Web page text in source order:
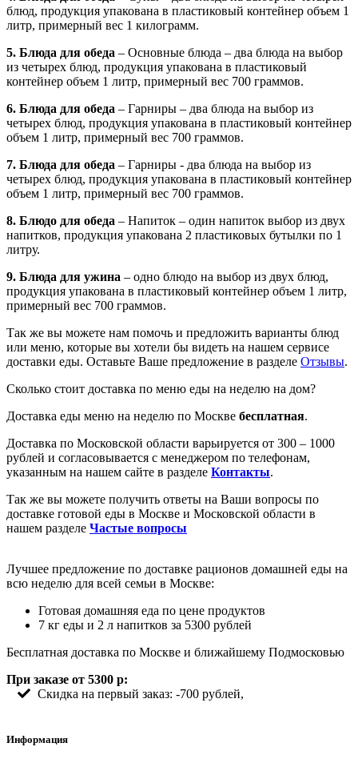
блюд, продукция упакована в пластиковый контейнер объем 1
литр, примерный вес 1 килограмм.
5. Блюда для обеда – Основные блюда – два блюда на выбор
из четырех блюд, продукция упакована в пластиковый
контейнер объем 1 литр, примерный вес 700 граммов.
6. Блюда для обеда – Гарниры – два блюда на выбор из
четырех блюд, продукция упакована в пластиковый контейнер
объем 1 литр, примерный вес 700 граммов.
7. Блюда для обеда – Гарниры - два блюда на выбор из
четырех блюд, продукция упакована в пластиковый контейнер
объем 1 литр, примерный вес 700 граммов.
8. Блюдо для обеда – Напиток – один напиток выбор из двух
напитков, продукция упакована 2 пластиковых бутылки по 1
литру.
9. Блюда для ужина – одно блюдо на выбор из двух блюд,
продукция упакована в пластиковый контейнер объем 1 литр,
примерный вес 700 граммов.
Так же вы можете нам помочь и предложить варианты блюд
или меню, которые вы хотели бы видеть на нашем сервисе
доставки еды. Оставьте Ваше предложение в разделе Отзывы.
Сколько стоит доставка по меню еды на неделю на дом?
Доставка еды меню на неделю по Москве бесплатная.
Доставка по Московской области варьируется от 300 – 1000
рублей и согласовывается с менеджером по телефонам,
указанным на нашем сайте в разделе Контакты.
Так же вы можете получить ответы на Ваши вопросы по
доставке готовой еды в Москве и Московской области в
нашем разделе Частые вопросы
Лучшее предложение по доставке рационов домашней еды на
всю неделю для всей семьи в Москве:
Готовая домашняя еда по цене продуктов
7 кг еды и 2 л напитков за 5300 рублей
Бесплатная доставка по Москве и ближайшему Подмосковью
При заказе от 5300 р:
Скидка на первый заказ: -700 рублей,
Информация